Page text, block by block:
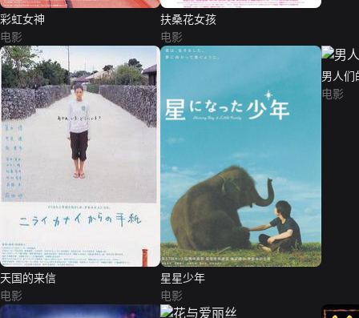
彩虹女神
电影
扶桑花女孩
电影
天国的来信
电影
星星少年
电影
男人们
电影